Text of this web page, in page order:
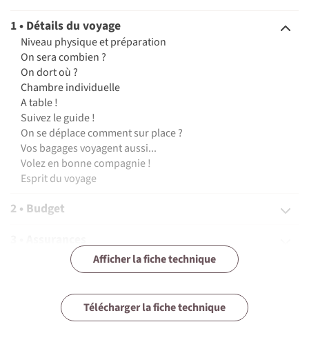
1 • Détails du voyage
Niveau physique et préparation
On sera combien ?
On dort où ?
Chambre individuelle
A table !
Suivez le guide !
On se déplace comment sur place ?
Vos bagages voyagent aussi...
Volez en bonne compagnie !
Esprit du voyage
2 • Budget
4 • Equipement
5 • Formalités et santé
Afficher la fiche technique
Télécharger la fiche technique